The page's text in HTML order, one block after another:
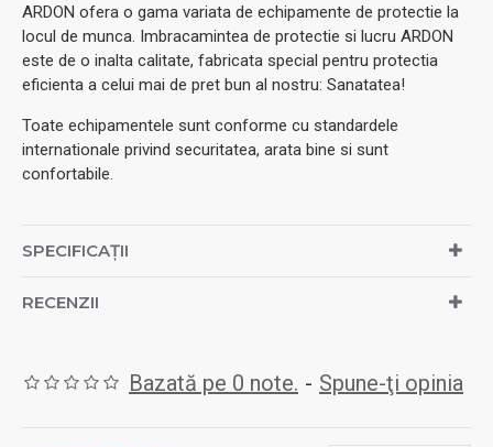
ARDON ofera o gama variata de echipamente de protectie la
locul de munca. Imbracamintea de protectie si lucru ARDON
este de o inalta calitate, fabricata special pentru protectia
eficienta a celui mai de pret bun al nostru: Sanatatea!
Toate echipamentele sunt conforme cu standardele
internationale privind securitatea, arata bine si sunt
confortabile.
SPECIFICAȚII
RECENZII
Bazată pe 0 note. - Spune-ţi opinia